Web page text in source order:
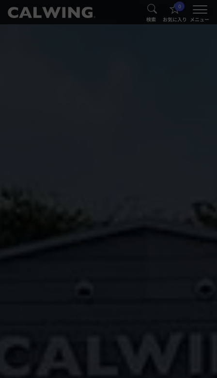
® 検索
0
お気に入り メニュー
®